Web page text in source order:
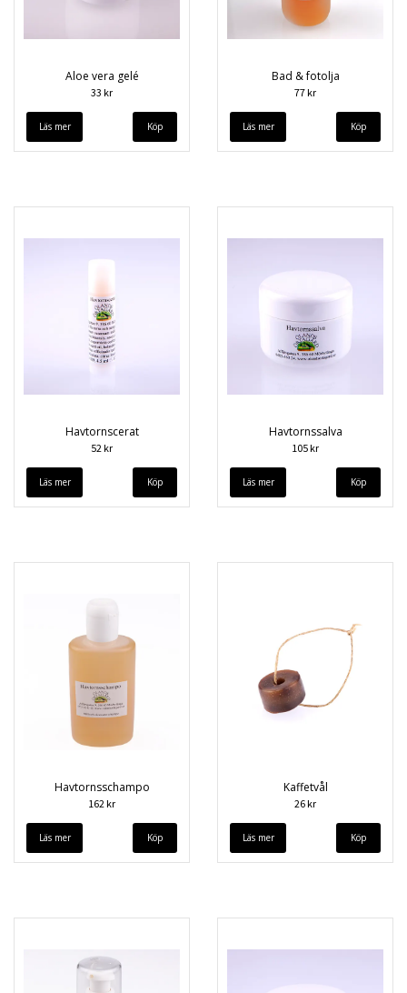
Aloe vera gelé
33 kr
Läs mer
Bad & fotolja
77 kr
Läs mer
Havtornscerat
52 kr
Läs mer
Havtornssalva
105 kr
Läs mer
Havtornsschampo
162 kr
Läs mer
Kaffetvål
26 kr
Läs mer